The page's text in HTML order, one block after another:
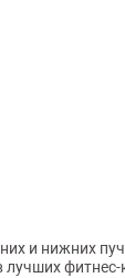
и нижних
фитнес-